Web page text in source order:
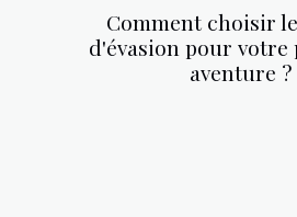
Comment choisir
d'évasion pour votre
aventure ?